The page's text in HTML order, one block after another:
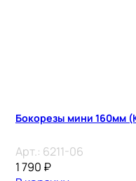
Бокорезы мини 160мм
Арт.: 6211-06
1 790 ₽